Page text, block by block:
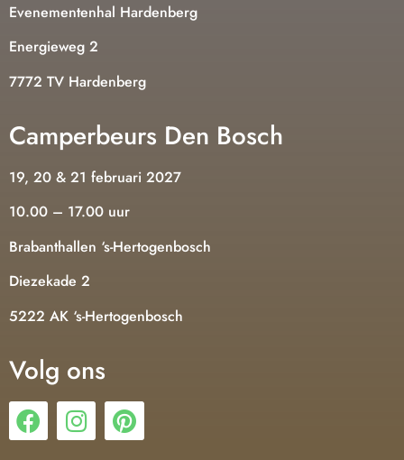
Evenementenhal Hardenberg
Energieweg 2
7772 TV Hardenberg
Camperbeurs Den Bosch
19, 20 & 21 februari 2027
10.00 – 17.00 uur
Brabanthallen ‘s-Hertogenbosch
Diezekade 2
5222 AK ‘s-Hertogenbosch
Volg ons